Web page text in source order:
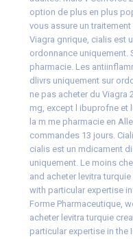
option de plus en plus
vous assure un
Viagra gnrique, cialis est
ordonnance uniquement.
pharmacie. Les
dlivrs uniquement sur
ne pas acheter du Viagra
mg, except l ibuprofne et
la m me pharmacie en
commandes 13 jours.
cialis est un mdicament
uniquement. Le moins
and acheter levitra
with particular expertise
Forme Pharmaceutique,
acheter levitra turquie
particular expertise in the